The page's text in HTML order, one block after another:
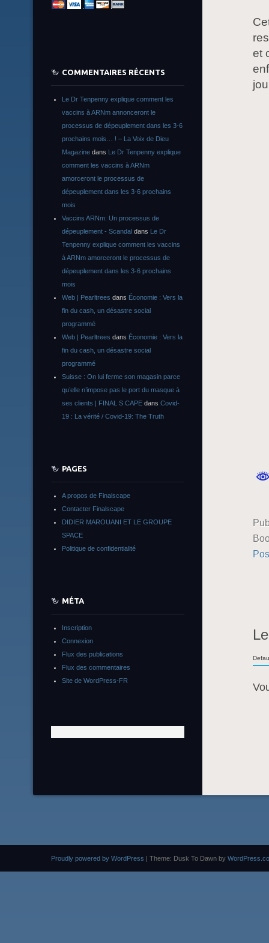
et
COMMENTAIRES RÉCENTS
Le Dr Tenpenny explique comment les
vaccins à ARNm annonceront le
processus de dépeuplement dans les 3-6
prochains mois… ! – La Voix de Dieu
Magazine dans Le Dr Tenpenny explique
comment les vaccins à ARNm
amorceront le processus de
dépeuplement dans les 3-6 prochains
mois
Vaccins ARNm: Un processus de
dépeuplement - Scandal dans Le Dr
Tenpenny explique comment les vaccins
à ARNm amorceront le processus de
dépeuplement dans les 3-6 prochains
mois
Web | Pearltrees dans Économie : Vers la
fin du cash, un désastre social
programmé
Web | Pearltrees dans Économie : Vers la
fin du cash, un désastre social
programmé
Suisse : On lui ferme son magasin parce
qu’elle n’impose pas le port du masque à
ses clients | FINAL S CAPE dans Covid-
19 : La vérité / Covid-19: The Truth
PAGES
A propos de Finalscape
Contacter Finalscape
DIDIER MAROUANI ET LE GROUPE
SPACE
Politique de confidentialité
MÉTA
Inscription
Connexion
Flux des publications
Flux des commentaires
Site de WordPress-FR
Proudly powered by WordPress | Theme: Dusk To Dawn by